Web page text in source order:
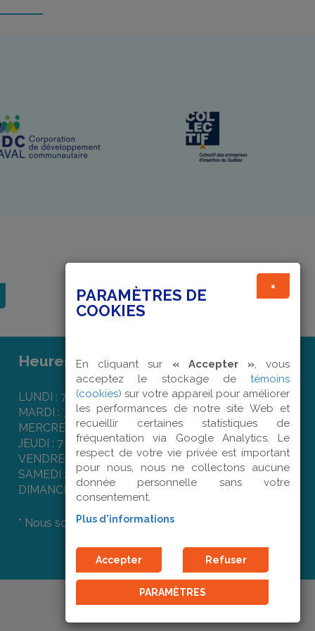
Heures d'ouverture :
LUNDI : 7 h 50 à 16 h 00
MARDI : 7 h 50 à 16 h 00
MERCREDI : 7 h 50 à 16 h 00
JEUDI : 7 h 50 à 16 h 00
VENDREDI : 7 h 50 à 12 h 00
SAMEDI : Fermé
DIMANCHE : Fermé
* Nous sommes fermés les jours fériés.
×
PARAMÈTRES DE
COOKIES
En cliquant sur « Accepter », vous
acceptez le stockage de témoins
(cookies) sur votre appareil pour améliorer
les performances de notre site Web et
recueillir certaines statistiques de
fréquentation via Google Analytics. Le
respect de votre vie privée est important
pour nous, nous ne collectons aucune
donnée personnelle sans votre
consentement.
Plus d'informations
Accepter Refuser
PARAMÈTRES